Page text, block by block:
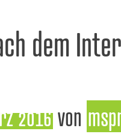
dem
2016von